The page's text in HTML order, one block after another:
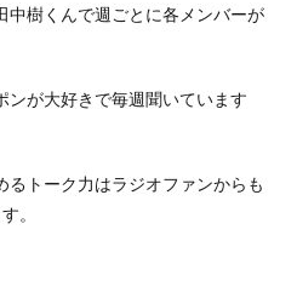
中樹くんで週ごとに各メンバーが
ンが大好きで毎週聞いています
トーク力はラジオファンからも
。